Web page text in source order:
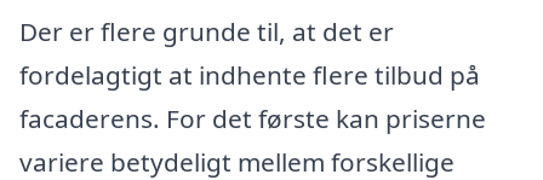
Der er flere grunde til, at det er
fordelagtigt at indhente flere tilbud på
facaderens. For det første kan priserne
variere betydeligt mellem forskellige